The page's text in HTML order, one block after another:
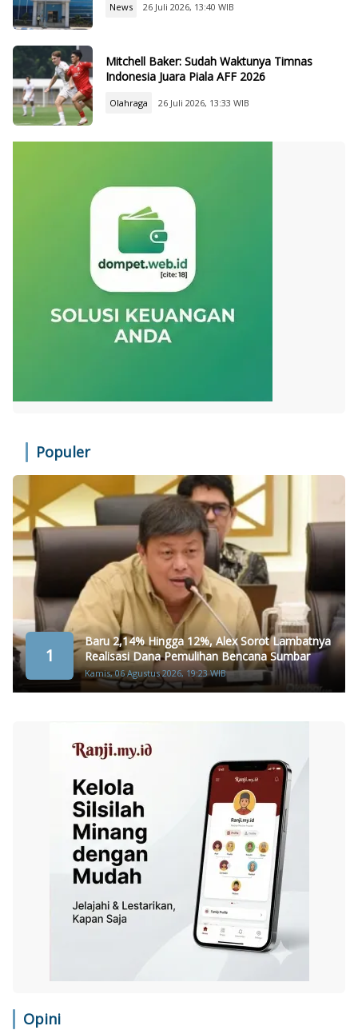
News 26 Juli 2026, 13:40 WIB
Mitchell Baker: Sudah Waktunya Timnas
Indonesia Juara Piala AFF 2026
Olahraga 26 Juli 2026, 13:33 WIB
Populer
1
Baru 2,14% Hingga 12%, Alex Sorot Lambatnya
Realisasi Dana Pemulihan Bencana Sumbar
Kamis, 06 Agustus 2026, 19:23 WIB
Opini